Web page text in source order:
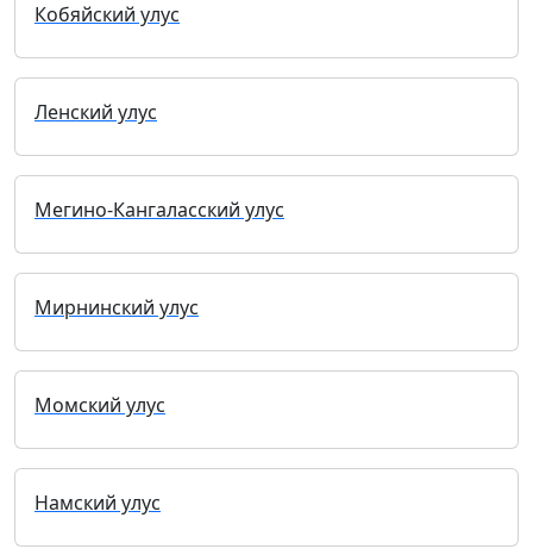
Кобяйский улус
Ленский улус
Мегино-Кангаласский улус
Мирнинский улус
Момский улус
Намский улус